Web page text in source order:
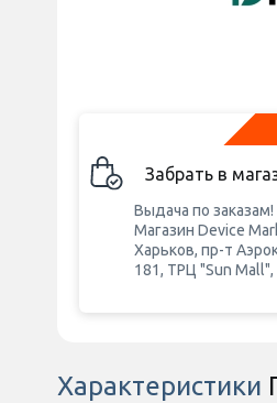
Забрать в
Выдача по заказам!
Магазин Device
Харьков, пр-т
181, ТРЦ "Sun
Характеристики